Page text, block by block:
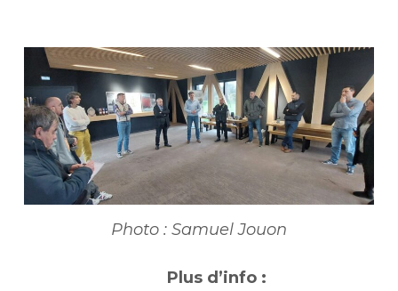
Photo : Samuel Jouon
Plus d’info :